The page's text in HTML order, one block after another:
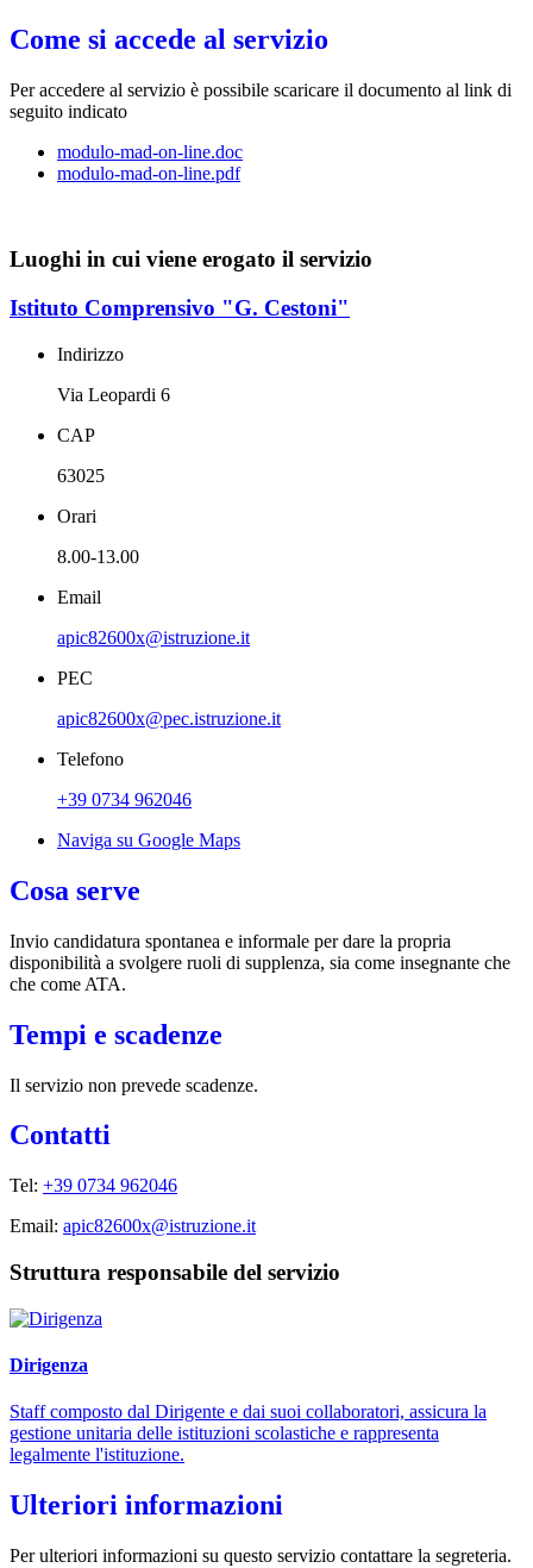
Come si accede al servizio
Per accedere al servizio è possibile scaricare il documento al link di
seguito indicato
modulo-mad-on-line.doc
modulo-mad-on-line.pdf
Luoghi in cui viene erogato il servizio
Istituto Comprensivo "G. Cestoni"
Indirizzo
Via Leopardi 6
CAP
63025
Orari
8.00-13.00
Email
apic82600x@istruzione.it
PEC
apic82600x@pec.istruzione.it
Telefono
+39 0734 962046
Naviga su Google Maps
Cosa serve
Invio candidatura spontanea e informale per dare la propria
disponibilità a svolgere ruoli di supplenza, sia come insegnante che
che come ATA.
Tempi e scadenze
Il servizio non prevede scadenze.
Contatti
Tel: +39 0734 962046
Email: apic82600x@istruzione.it
Struttura responsabile del servizio
Dirigenza
Staff composto dal Dirigente e dai suoi collaboratori, assicura la
gestione unitaria delle istituzioni scolastiche e rappresenta
legalmente l'istituzione.
Ulteriori informazioni
Per ulteriori informazioni su questo servizio contattare la segreteria.